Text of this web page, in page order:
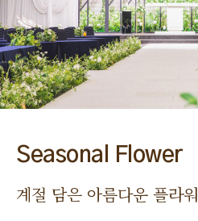
Seasonal Flower
계절 담은 아름다운 플라워